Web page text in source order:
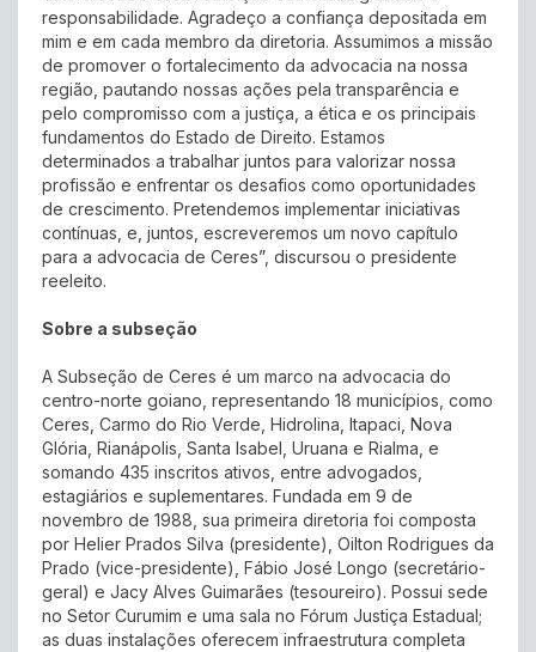
responsabilidade. Agradeço a confiança depositada em
mim e em cada membro da diretoria. Assumimos a missão
de promover o fortalecimento da advocacia na nossa
região, pautando nossas ações pela transparência e
pelo compromisso com a justiça, a ética e os principais
fundamentos do Estado de Direito. Estamos
determinados a trabalhar juntos para valorizar nossa
profissão e enfrentar os desafios como oportunidades
de crescimento. Pretendemos implementar iniciativas
contínuas, e, juntos, escreveremos um novo capítulo
para a advocacia de Ceres”, discursou o presidente
reeleito.
Sobre a subseção
A Subseção de Ceres é um marco na advocacia do
centro-norte goiano, representando 18 municípios, como
Ceres, Carmo do Rio Verde, Hidrolina, Itapaci, Nova
Glória, Rianápolis, Santa Isabel, Uruana e Rialma, e
somando 435 inscritos ativos, entre advogados,
estagiários e suplementares. Fundada em 9 de
novembro de 1988, sua primeira diretoria foi composta
por Helier Prados Silva (presidente), Oilton Rodrigues da
Prado (vice-presidente), Fábio José Longo (secretário-
geral) e Jacy Alves Guimarães (tesoureiro). Possui sede
no Setor Curumim e uma sala no Fórum Justiça Estadual;
as duas instalações oferecem infraestrutura completa